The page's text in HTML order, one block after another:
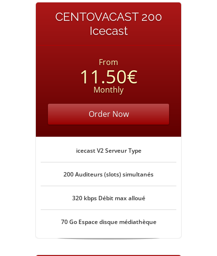
CENTOVACAST 200
Icecast
From
11.50€
Monthly
Order Now
icecast V2 Serveur Type
200 Auditeurs (slots) simultanés
320 kbps Débit max alloué
70 Go Espace disque médiathèque